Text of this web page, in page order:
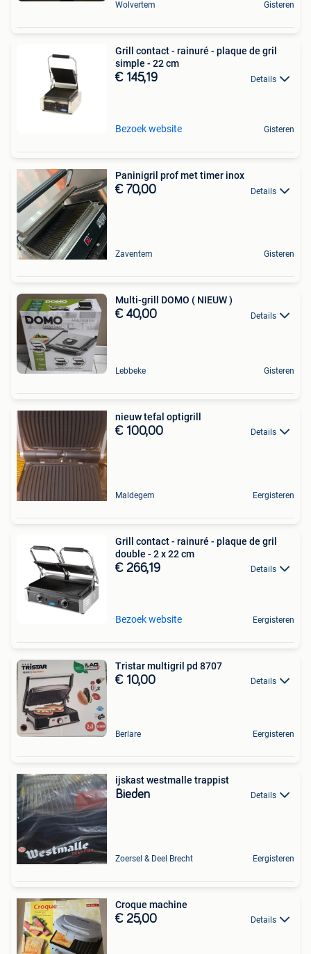
Wolvertem Gisteren
Grill contact - rainuré - plaque de gril
simple - 22 cm
€ 145,19 Details
Bezoek website Gisteren
Paninigril prof met timer inox
€ 70,00 Details
Zaventem Gisteren
Multi-grill DOMO ( NIEUW )
€ 40,00 Details
Lebbeke Gisteren
nieuw tefal optigrill
€ 100,00 Details
Maldegem Eergisteren
Grill contact - rainuré - plaque de gril
double - 2 x 22 cm
€ 266,19 Details
Bezoek website Eergisteren
Tristar multigril pd 8707
€ 10,00 Details
Berlare Eergisteren
ijskast westmalle trappist
Bieden Details
Zoersel & Deel Brecht Eergisteren
Croque machine
€ 25,00 Details